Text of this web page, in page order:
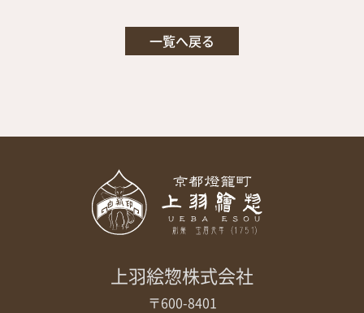
一覧へ戻る
上羽絵惣株式会社
〒600-8401